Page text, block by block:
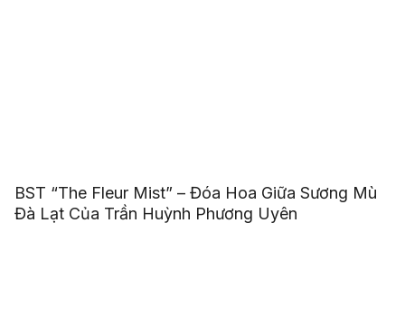
BST “The Fleur Mist” – Đóa Hoa Giữa Sương Mù
Đà Lạt Của Trần Huỳnh Phương Uyên